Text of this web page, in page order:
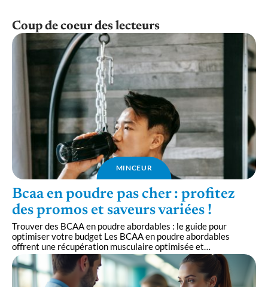
Coup de coeur des lecteurs
MINCEUR
Bcaa en poudre pas cher : profitez
des promos et saveurs variées !
Trouver des BCAA en poudre abordables : le guide pour
optimiser votre budget Les BCAA en poudre abordables
offrent une récupération musculaire optimisée et…